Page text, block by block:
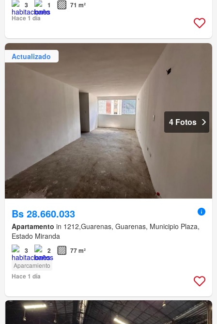
3 1
71 m²
Hace 1 día
Actualizado
4 Fotos
Bs 28.660.033
Apartamento in 1212,Guarenas, Guarenas, Municipio Plaza,
Estado Miranda
3 2 77 m²
Aparcamiento
Hace 1 día